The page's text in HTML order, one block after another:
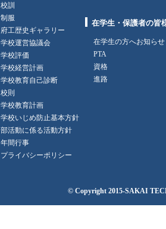
校訓
制服
府工歴史ギャラリー
学校運営協議会
学校評価
学校経営計画
学校教育自己診断
校則
学校教育計画
学校いじめ防止基本方針
部活動に係る活動方針
年間行事
プライバシーポリシー
在学生・保護者の皆
在学生の方へお知らせ
PTA
資格
進路
© Copyright 2015-SAKAI